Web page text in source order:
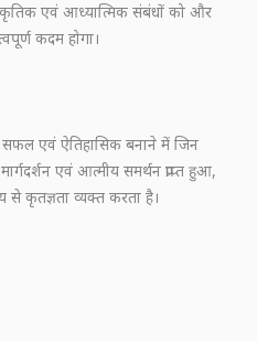
एवं आध्यात्मिक संबंधों को और
कदम होगा।
एवं ऐतिहासिक बनाने में जिन
एवं आत्मीय समर्थन प्राप्त हुआ,
से कृतज्ञता व्यक्त करता है।